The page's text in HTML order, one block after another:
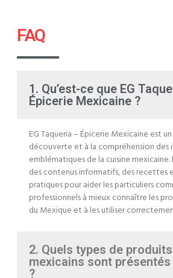
FAQ
1. Qu’est-ce que EG
Épicerie Mexicaine ?
EG Taqueria – Épicerie Mexicaine est
découverte et à la compréhension des
emblématiques de la cuisine
des contenus informatifs, des recettes
pratiques pour aider les particuliers
professionnels à mieux connaître les
du Mexique et à les utiliser
2. Quels types de produits
mexicains sont
?